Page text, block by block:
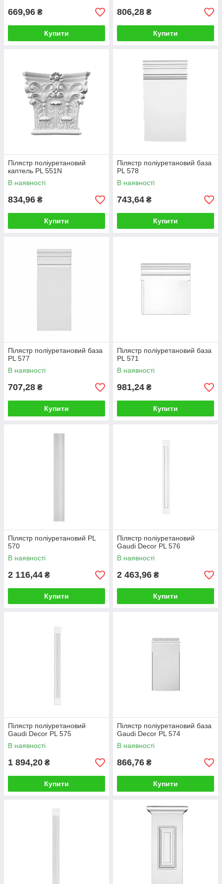
669,96 ₴
Купити
806,28 ₴
Купити
Пілястр поліуретановий
каптель PL 551N
В наявності
834,96 ₴
Купити
Пілястр поліуретановий база
PL 578
В наявності
743,64 ₴
Купити
Пілястр поліуретановий база
PL 577
В наявності
707,28 ₴
Купити
Пілястр поліуретановий база
PL 571
В наявності
981,24 ₴
Купити
Пілястр поліуретановий PL
570
В наявності
2 116,44 ₴
Купити
Пілястр поліуретановий
Gaudi Decor PL 576
В наявності
2 463,96 ₴
Купити
Пілястр поліуретановий
Gaudi Decor PL 575
В наявності
1 894,20 ₴
Купити
Пілястр поліуретановий база
Gaudi Decor PL 574
В наявності
866,76 ₴
Купити